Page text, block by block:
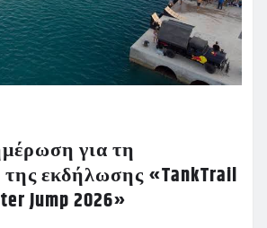
για τη
εκδήλωσης «TankTrail
Jump 2026»